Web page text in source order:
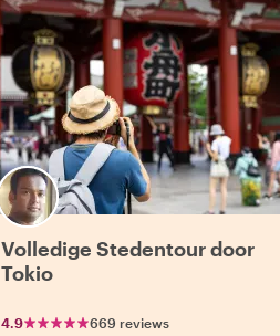
Volledige Stedentour door
Tokio
4.9 669 reviews